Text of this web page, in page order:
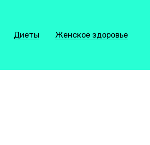
Диеты Женское здоровье